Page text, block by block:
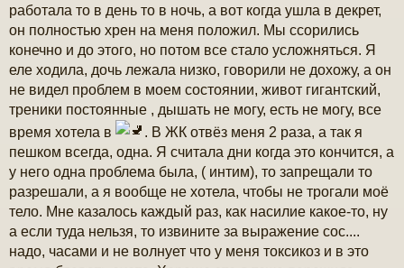
работала то в день то в ночь, а вот когда ушла в декрет,
он полностью хрен на меня положил. Мы ссорились
конечно и до этого, но потом все стало усложняться. Я
еле ходила, дочь лежала низко, говорили не дохожу, а он
не видел проблем в моем состоянии, живот гигантский,
треники постоянные , дышать не могу, есть не могу, все
время хотела в
. В ЖК отвёз меня 2 раза, а так я
пешком всегда, одна. Я считала дни когда это кончится, а
у него одна проблема была, ( интим), то запрещали то
разрешали, а я вообще не хотела, чтобы не трогали моё
тело. Мне казалось каждый раз, как насилие какое-то, ну
а если туда нельзя, то извините за выражение сос....
надо, часами и не волнует что у меня токсикоз и в это